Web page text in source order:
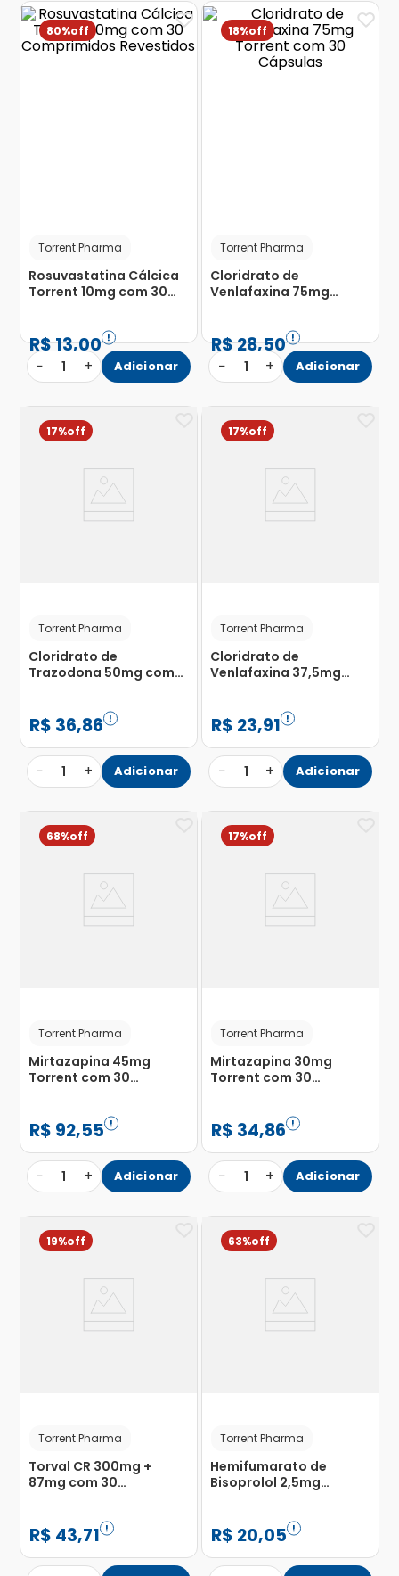
80%
Torrent Pharma
Rosuvastatina Cálcica
Torrent 10mg com 30
R$13,00
− 1 + Adicionar
18%
Torrent Pharma
Cloridrato de
Venlafaxina 75mg
R$28,50
− 1 + Adicionar
17%
Torrent Pharma
Cloridrato de
Trazodona 50mg com
R$ 36,86
− 1 + Adicionar
17%
Torrent Pharma
Cloridrato de
Venlafaxina 37,5mg
R$ 23,91
− 1 + Adicionar
68%
Torrent Pharma
Mirtazapina 45mg
Torrent com 30
R$ 92,55
− 1 + Adicionar
17%
Torrent Pharma
Mirtazapina 30mg
Torrent com 30
R$ 34,86
− 1 + Adicionar
19%
Torrent Pharma
Torval CR 300mg +
87mg com 30
R$ 43,71
63%
Torrent Pharma
Hemifumarato de
Bisoprolol 2,5mg
Revestidos
R$ 20,05